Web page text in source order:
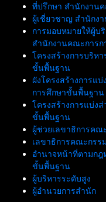
ที่ปรึกษา สำนักงาน
ผู้เชี่ยวชาญ สำนักง
การมอบหมายให้ผู้บ
สำนักงานคณะการ
โครงสร้างการบริห
ขั้นพื้นฐาน
ผังโครงสร้างการแ
การศึกษาขั้นพื้นฐาน
โครงสร้างการแบ่ง
ขั้นพื้นฐาน
ผู้ช่วยเลขาธิการค
เลขาธิการคณะกร
อำนาจหน้าที่ตามกฎ
ขั้นพื้นฐาน
ผู้บริหารระดับสูง
ผู้อำนวยการสำนัก